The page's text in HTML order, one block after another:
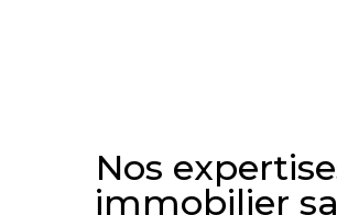
Nos
immobilier